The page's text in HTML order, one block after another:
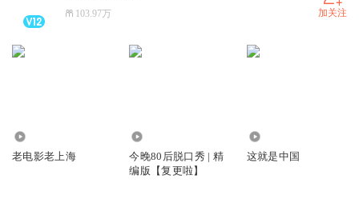
103.97万 加关注
老电影老上海
今晚80后脱口秀 | 精
编版【复更啦】
这就是中国